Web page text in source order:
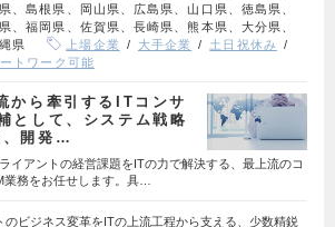
、島根県、岡山県、広島県、山口県、徳島県、
、福岡県、佐賀県、長崎県、熊本県、大分県、
県
上場企業 大手企業
土日祝休み
トワーク可能
から牽引するITコンサ
として、システム戦略
、開発…
イアントの経営課題をITの力で解決する、最上流のコ
業務をお任せします。具…
のビジネス変革をITの上流工程から支える、少数精鋭